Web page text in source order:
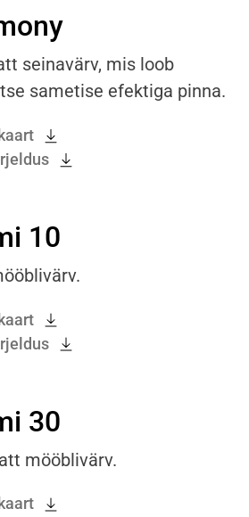
seinavärv, mis loob
sametise efektiga pinna.
10
30
mööblivärv.